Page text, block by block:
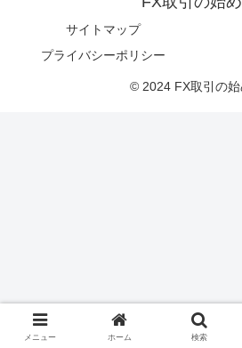
サイトマップ
プライバシーポリシー
© 2024 FX取引の始
メニュー ホーム 検索